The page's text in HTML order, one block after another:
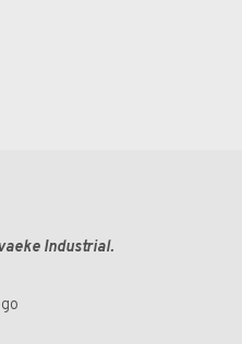
Industrial.